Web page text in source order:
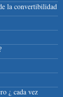
la convertibilidad
¿ cada vez